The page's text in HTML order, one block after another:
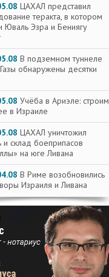
ЦАХАЛ представил
теракта, в котором
Юваль Эзра и Бениягу
В подземном туннеле
обнаружены десятки
Учёба в Ариэле: строим
в Израиле
ЦАХАЛ уничтожил
и склад боеприпасов
на юге Ливана
В Риме возобновились
Израиля и Ливана